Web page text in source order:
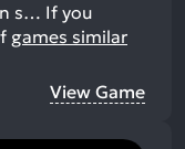
s… If you
games similar
View Game